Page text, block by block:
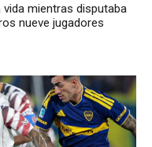
mientras disputaba
nueve jugadores